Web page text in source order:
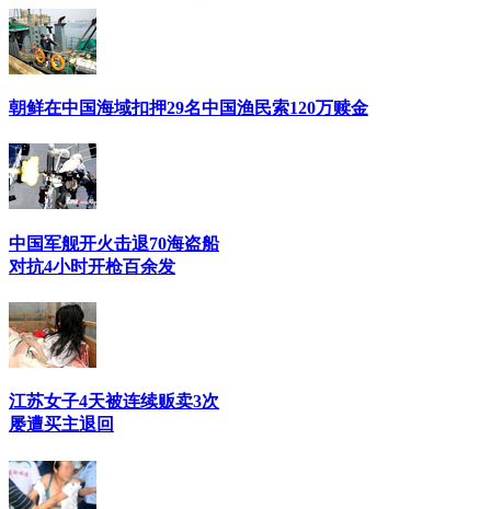
朝鲜在中国海域扣押29名中国渔民索120万赎金
中国军舰开火击退70海盗船
对抗4小时开枪百余发
江苏女子4天被连续贩卖3次
屡遭买主退回